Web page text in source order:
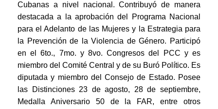
Cubanas a nivel nacional. Contribuyó de manera
destacada a la aprobación del Programa Nacional
para el Adelanto de las Mujeres y la Estrategia para
la Prevención de la Violencia de Género. Participó
en el 6to., 7mo. y 8vo. Congresos del PCC y es
miembro del Comité Central y de su Buró Político. Es
diputada y miembro del Consejo de Estado. Posee
las Distinciones 23 de agosto, 28 de septiembre,
Medalla Aniversario 50 de la FAR, entre otros